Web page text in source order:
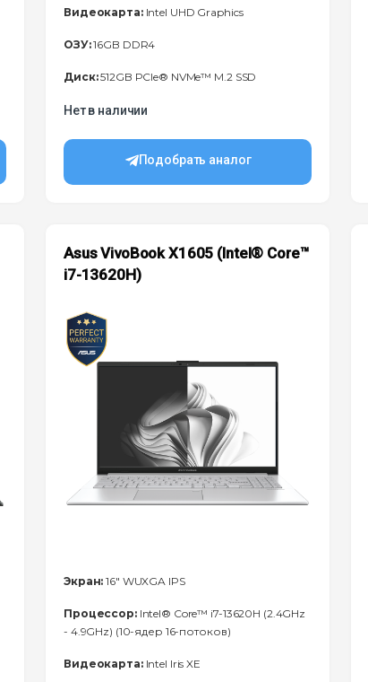
Видеокарта:Intel UHD Graphics
ОЗУ:16GB DDR4
Диск:512GB PCIe® NVMe™ M.2 SSD
Нет в наличии
Подобрать аналог
Asus VivoBook X1605 (Intel® Core™
i7-13620H)
Экран: 16" WUXGA IPS
Процессор:Intel® Core™ i7-13620H (2.4GHz
- 4.9GHz) (10-ядер 16-потоков)
Видеокарта:Intel Iris XE